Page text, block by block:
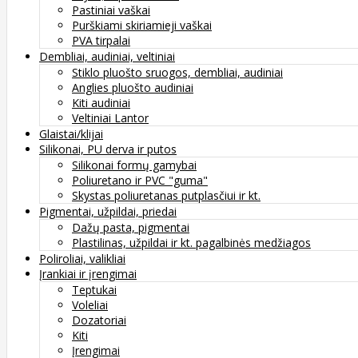
Pastiniai vaškai
Purškiami skiriamieji vaškai
PVA tirpalai
Dembliai, audiniai, veltiniai
Stiklo pluošto sruogos, dembliai, audiniai
Anglies pluošto audiniai
Kiti audiniai
Veltiniai Lantor
Glaistai/klijai
Silikonai, PU derva ir putos
Silikonai formų gamybai
Poliuretano ir PVC "guma"
Skystas poliuretanas putplasčiui ir kt.
Pigmentai, užpildai, priedai
Dažų pasta, pigmentai
Plastilinas, užpildai ir kt. pagalbinės medžiagos
Poliroliai, valikliai
Įrankiai ir įrengimai
Teptukai
Voleliai
Dozatoriai
Kiti
Įrengimai